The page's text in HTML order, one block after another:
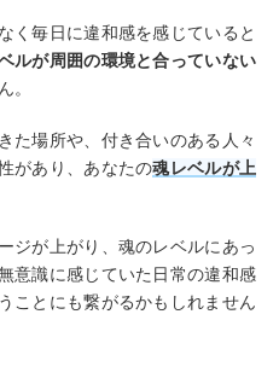
く毎日に違和感を感じていると
ルが周囲の環境と合っていない
。
た場所や、付き合いのある人々
があり、あなたの魂レベルが上
ジが上がり、魂のレベルにあっ
意識に感じていた日常の違和感
ことにも繋がるかもしれません